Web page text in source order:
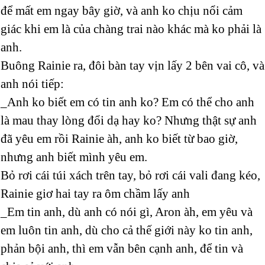
để mất em ngay bây giờ, và anh ko chịu nổi cảm
giác khi em là của chàng trai nào khác mà ko phải là
anh.
Buông Rainie ra, đôi bàn tay vịn lấy 2 bên vai cô, và
anh nói tiếp:
_Anh ko biết em có tin anh ko? Em có thể cho anh
là mau thay lòng đổi dạ hay ko? Nhưng thật sự anh
đã yêu em rồi Rainie àh, anh ko biết từ bao giờ,
nhưng anh biết mình yêu em.
Bỏ rơi cái túi xách trên tay, bỏ rơi cái vali đang kéo,
Rainie giơ hai tay ra ôm chầm lấy anh
_Em tin anh, dù anh có nói gì, Aron àh, em yêu và
em luôn tin anh, dù cho cả thế giới này ko tin anh,
phản bội anh, thì em vẫn bên cạnh anh, để tin và